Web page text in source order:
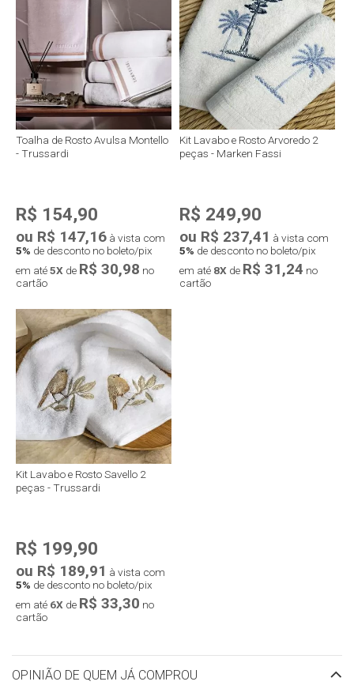
Toalha de Rosto Avulsa Montello
- Trussardi
R$ 154,90
ou R$ 147,16 à vista com
5% de desconto no boleto/pix
em até5X de R$ 30,98 no
cartão
Kit Lavabo e Rosto Arvoredo 2
peças - Marken Fassi
R$ 249,90
ou R$ 237,41 à vista com
5% de desconto no boleto/pix
em até 8X de R$ 31,24 no
cartão
Kit Lavabo e Rosto Savello 2
peças - Trussardi
R$ 199,90
ou R$ 189,91 à vista com
5% de desconto no boleto/pix
em até 6X de R$ 33,30 no
cartão
OPINIÃO DE QUEM JÁ COMPROU